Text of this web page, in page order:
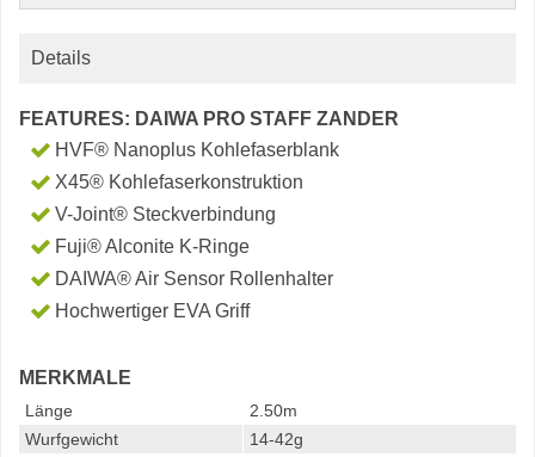
Details
FEATURES: DAIWA PRO STAFF ZANDER
HVF® Nanoplus Kohlefaserblank
X45® Kohlefaserkonstruktion
V-Joint® Steckverbindung
Fuji® Alconite K-Ringe
DAIWA® Air Sensor Rollenhalter
Hochwertiger EVA Griff
MERKMALE
Länge
2.50m
Wurfgewicht
14-42g